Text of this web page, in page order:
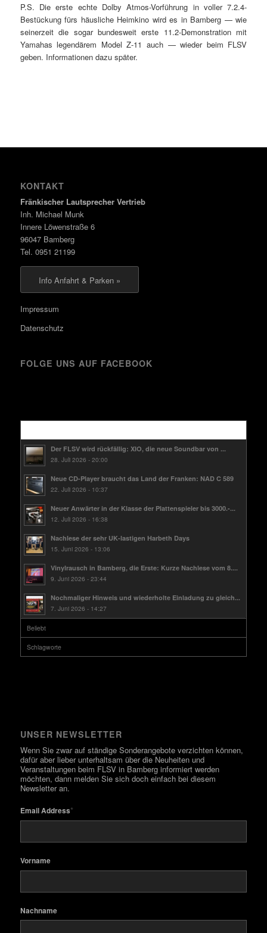
P.S. Die erste echte Dolby Atmos-Vorführung in voller 7.2.4-
Bestückung fürs häusliche Heimkino wird es in Bamberg — wie
seinerzeit die sogar bundesweit erste 11.2-Demonstration mit
Yamahas legendärem Model Z-11 auch — wieder beim FLSV
geben. Informationen dazu später.
KONTAKT
Fränkischer Lautsprecher Vertrieb
Inh. Michael Munk
Innere Löwenstraße 6
96047 Bamberg
Tel. 0951 21199
Info Anfahrt & Parken »
Impressum
Datenschutz
FOLGE UNS AUF FACEBOOK
Der FLSV wird rückfällig: XIO, die neue Soundbar von ...
28. Juli 2026 - 20:00
Neue CD-Player braucht das Land der Franken: NAD C 589
22. Juli 2026 - 10:37
Neuer Anwärter in der Klasse der Plattenspieler bis 3000.-...
12. Juli 2026 - 16:38
Nachlese der sehr UK-lastigen Harbeth Days
15. Juni 2026 - 13:06
Vinylrausch in Bamberg, die Erste: Kurze Nachlese vom 8....
9. Juni 2026 - 23:44
Nochmaliger Hinweis und wiederholte Einladung zu gleich...
7. Juni 2026 - 14:27
Beliebt
Schlagworte
UNSER NEWSLETTER
Wenn Sie zwar auf ständige Sonderangebote verzichten können,
dafür aber lieber unterhaltsam über die Neuheiten und
Veranstaltungen beim FLSV in Bamberg informiert werden
möchten, dann melden Sie sich doch einfach bei diesem
Newsletter an.
Email Address*
Vorname
Nachname